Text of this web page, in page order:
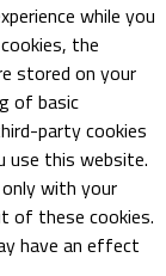
while you
the
stored on your
of basic
party cookies
use this website.
with your
of these cookies.
have an effect